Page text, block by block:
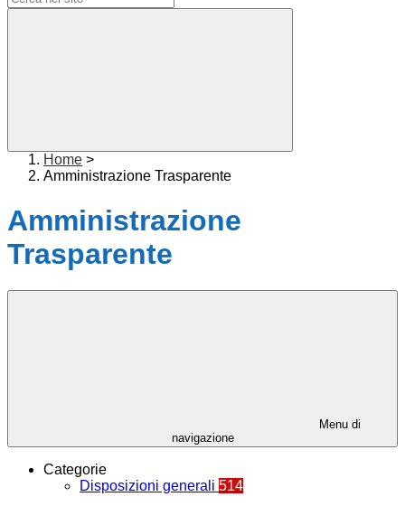
Home >
Amministrazione Trasparente
Amministrazione
Trasparente
Menu di
navigazione
Categorie
Disposizioni generali 514